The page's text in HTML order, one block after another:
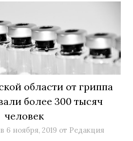
области от гриппа
более 300 тысяч
человек
6 ноября, 2019 от Редакция